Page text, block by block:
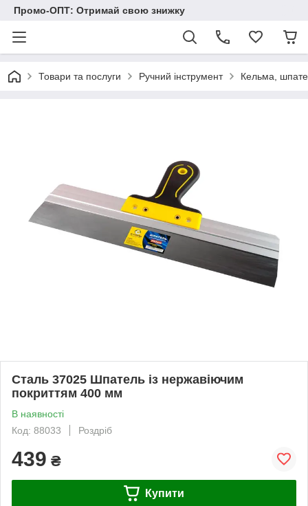
Промо-ОПТ: Отримай свою знижку
Товари та послуги Ручний інструмент Кельма,
Сталь 37025 Шпатель із нержавіючим
покриттям 400 мм
В наявності
Код: 88033
Роздріб
439 ₴
Купити